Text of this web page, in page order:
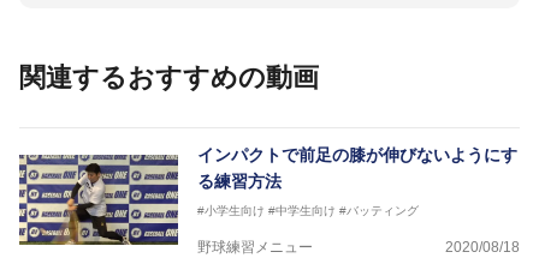
関連するおすすめの動画
インパクトで前足の膝が伸びないようにす
る練習方法
#小学生向け #中学生向け #バッティング
野球練習メニュー 2020/08/18